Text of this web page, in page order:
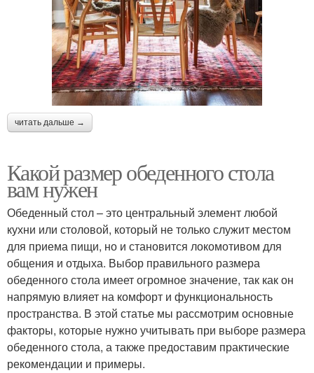
читать дальше →
Какой размер обеденного стола
вам нужен
Обеденный стол – это центральный элемент любой
кухни или столовой, который не только служит местом
для приема пищи, но и становится локомотивом для
общения и отдыха. Выбор правильного размера
обеденного стола имеет огромное значение, так как он
напрямую влияет на комфорт и функциональность
пространства. В этой статье мы рассмотрим основные
факторы, которые нужно учитывать при выборе размера
обеденного стола, а также предоставим практические
рекомендации и примеры.